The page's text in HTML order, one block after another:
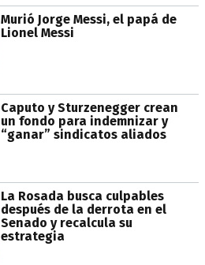
Murió Jorge Messi, el papá de
Lionel Messi
Caputo y Sturzenegger crean
un fondo para indemnizar y
“ganar” sindicatos aliados
La Rosada busca culpables
después de la derrota en el
Senado y recalcula su
estrategia